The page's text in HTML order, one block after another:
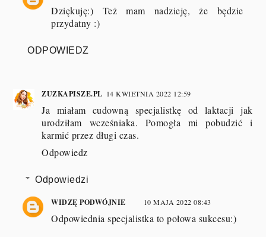
Dziękuję:) Też mam nadzieję, że będzie
przydatny :)
ODPOWIEDZ
ZUZKAPISZE.PL 14 KWIETNIA 2022 12:59
Ja miałam cudowną specjalistkę od laktacji jak
urodziłam wcześniaka. Pomogła mi pobudzić i
karmić przez długi czas.
Odpowiedz
Odpowiedzi
WIDZĘ PODWÓJNIE 10 MAJA 2022 08:43
Odpowiednia specjalistka to połowa sukcesu:)